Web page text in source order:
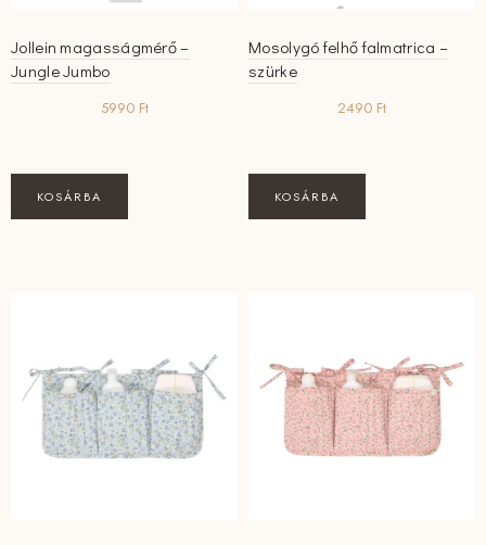
Jollein magasságmérő –
Jungle Jumbo
5990 Ft
KOSÁRBA
Mosolygó felhő falmatrica –
szürke
2490 Ft
KOSÁRBA